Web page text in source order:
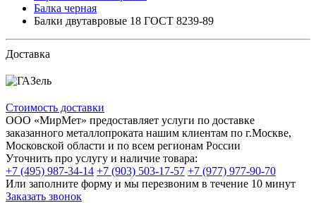
Балка черная
Балки двутавровые 18 ГОСТ 8239-89
Доставка
Стоимость доставки
ООО «МирМет» предоставляет услуги по доставке
заказанного металлопроката нашим клиентам по г.Москве,
Московской области и по всем регионам России
Уточнить про услугу и наличие товара:
+7 (495) 987-34-14 +7 (903) 503-17-57 +7 (977) 977-90-70
Или заполните форму и мы перезвоним в течение 10 минут
Заказать звонок